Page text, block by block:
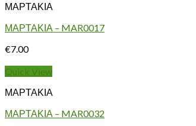
ΜΑΡΤΑΚΙΑ
ΜΑΡΤΑΚΙΑ – MAR0017
€7.00
Quick View
ΜΑΡΤΑΚΙΑ
ΜΑΡΤΑΚΙΑ – MAR0032